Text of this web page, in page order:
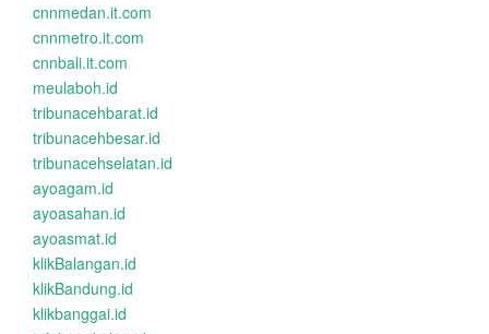
cnnmedan.it.com
cnnmetro.it.com
cnnbali.it.com
meulaboh.id
tribunacehbarat.id
tribunacehbesar.id
tribunacehselatan.id
ayoagam.id
ayoasahan.id
ayoasmat.id
klikBalangan.id
klikBandung.id
klikbanggai.id